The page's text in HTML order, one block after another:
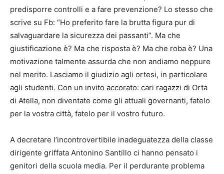
predisporre controlli e a fare prevenzione? Lo stesso che
scrive su Fb: “Ho preferito fare la brutta figura pur di
salvaguardare la sicurezza dei passanti”. Ma che
giustificazione è? Ma che risposta è? Ma che roba è? Una
motivazione talmente assurda che non andiamo neppure
nel merito. Lasciamo il giudizio agli ortesi, in particolare
agli studenti. Con un invito accorato: cari ragazzi di Orta
di Atella, non diventate come gli attuali governanti, fatelo
per la vostra città, fatelo per il vostro futuro.
A decretare l’incontrovertibile inadeguatezza della classe
dirigente griffata Antonino Santillo ci hanno pensato i
genitori della scuola media. Per il perdurante problema